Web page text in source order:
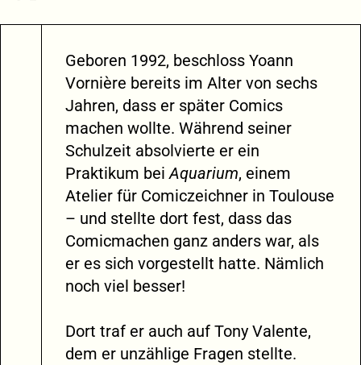
Geboren 1992, beschloss Yoann
Vornière bereits im Alter von sechs
Jahren, dass er später Comics
machen wollte. Während seiner
Schulzeit absolvierte er ein
Praktikum beiAquarium, einem
Atelier für Comiczeichner in Toulouse
– und stellte dort fest, dass das
Comicmachen ganz anders war, als
er es sich vorgestellt hatte. Nämlich
noch viel besser!
Dort traf er auch auf Tony Valente,
dem er unzählige Fragen stellte.